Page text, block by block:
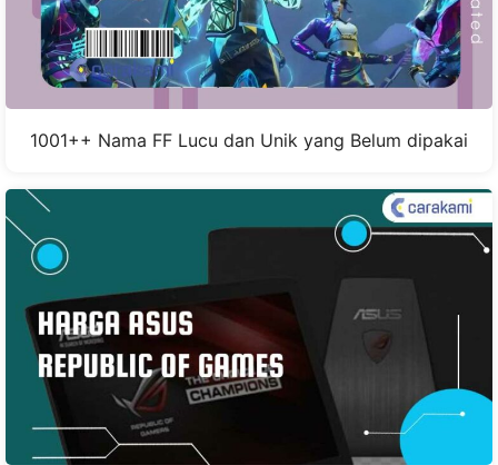
1001++ Nama FF Lucu dan Unik yang Belum dipakai